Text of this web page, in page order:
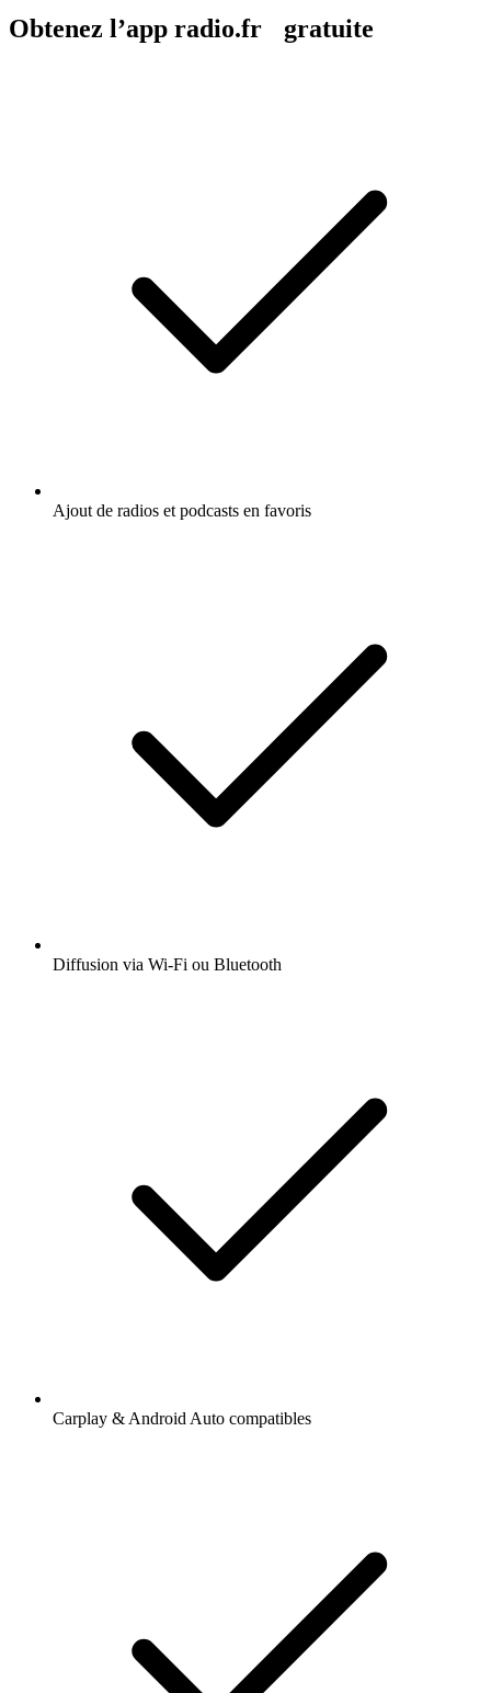
Obtenez l’app radio.fr gratuite
Ajout de radios et podcasts en favoris
Diffusion via Wi-Fi ou Bluetooth
Carplay & Android Auto compatibles